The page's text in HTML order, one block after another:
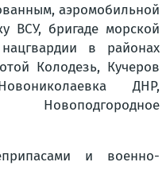
аэромобильной
ВСУ, бригаде морской
в районах
Колодезь, Кучеров
ДНР,
и военно-